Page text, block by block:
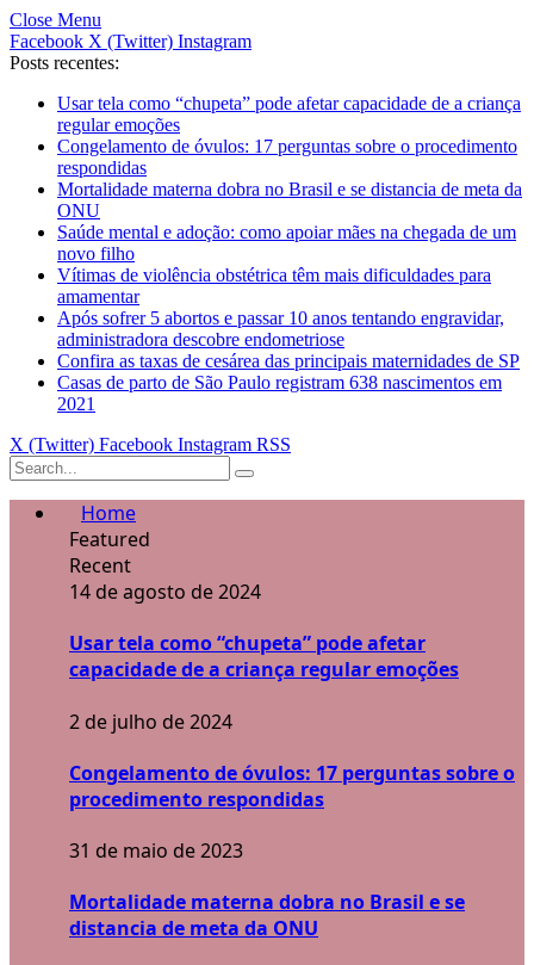
Close Menu
Facebook X (Twitter) Instagram
Posts recentes:
Usar tela como “chupeta” pode afetar capacidade de a criança
regular emoções
Congelamento de óvulos: 17 perguntas sobre o procedimento
respondidas
Mortalidade materna dobra no Brasil e se distancia de meta da
ONU
Saúde mental e adoção: como apoiar mães na chegada de um
novo filho
Vítimas de violência obstétrica têm mais dificuldades para
amamentar
Após sofrer 5 abortos e passar 10 anos tentando engravidar,
administradora descobre endometriose
Confira as taxas de cesárea das principais maternidades de SP
Casas de parto de São Paulo registram 638 nascimentos em
2021
X (Twitter) Facebook Instagram RSS
Home
Featured
Recent
14 de agosto de 2024
Usar tela como “chupeta” pode afetar
capacidade de a criança regular emoções
2 de julho de 2024
Congelamento de óvulos: 17 perguntas sobre o
procedimento respondidas
31 de maio de 2023
Mortalidade materna dobra no Brasil e se
distancia de meta da ONU